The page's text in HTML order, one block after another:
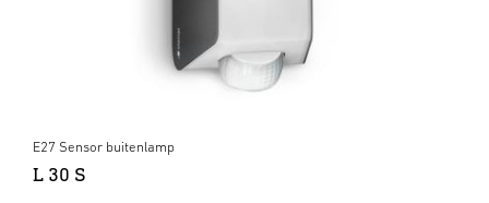
E27 Sensor buitenlamp
L 30 S